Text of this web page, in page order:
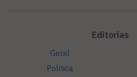
Editorias
Geral
Política